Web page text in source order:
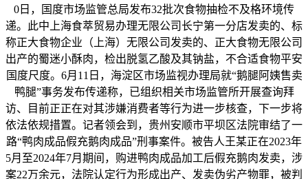
0日，国度市场监管总局发布32批次食物抽检不及格环境传
递。此中上海食萃贸易办理无限公司长宁第一分店发卖的、标
称正大食物企业（上海）无限公司发卖的、正大食物无限公司
出产的蜀迷小酥肉，检出脱氢乙酸及其钠盐，不合适食物平安
国度尺度。6月11日，海淀区市场监视办理局就“鹅腿阿姨售卖
鸭腿”事务发布传递称，已组织相关市场监管所开展查询拜
访、目前正正在对其涉嫌消费者等行为进一步核查，下一步将
依法依规措置。记者领会到，贵州安顺市平坝区法院审结了一
路“鸭肉成品假充鹅肉成品”刑事案件。被告人王某正在2023年
5月至2024年7月期间，购进鸭肉成品加工后假充鹅肉发卖，涉
案22万余元，法院认定行为形成出产、发卖伪劣产物罪，被判